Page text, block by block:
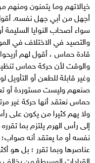
خيالاتهم وما يتمنون ومنهم
أجهل من أبي جهل نفسه.
سواء أصحاب النوايا
والتصيد في الاختلاف في
قادة حماس ، أقول لهم
والوقت لأن حركة حماس
وغير قابلة للطعن أو
صنعهم وليست مستوردة أو
حماس نعتقد أنها حركة غير
ولا يهم كثيرا من يكون على
إلى رأس الهرم يلتزم بما
نفسه أو ما يعتقد أنه
عناصرها وبما تقرر ؛ بل هو